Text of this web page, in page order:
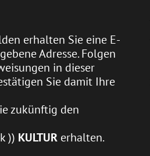
erhalten Sie eine E-
Adresse. Folgen
in dieser
Sie damit Ihre
zukünftig den
)) KULTUR erhalten.